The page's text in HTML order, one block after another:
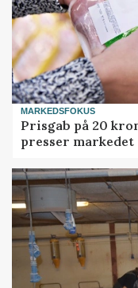
MARKEDSFOKUS
Prisgab på 20
presser markedet